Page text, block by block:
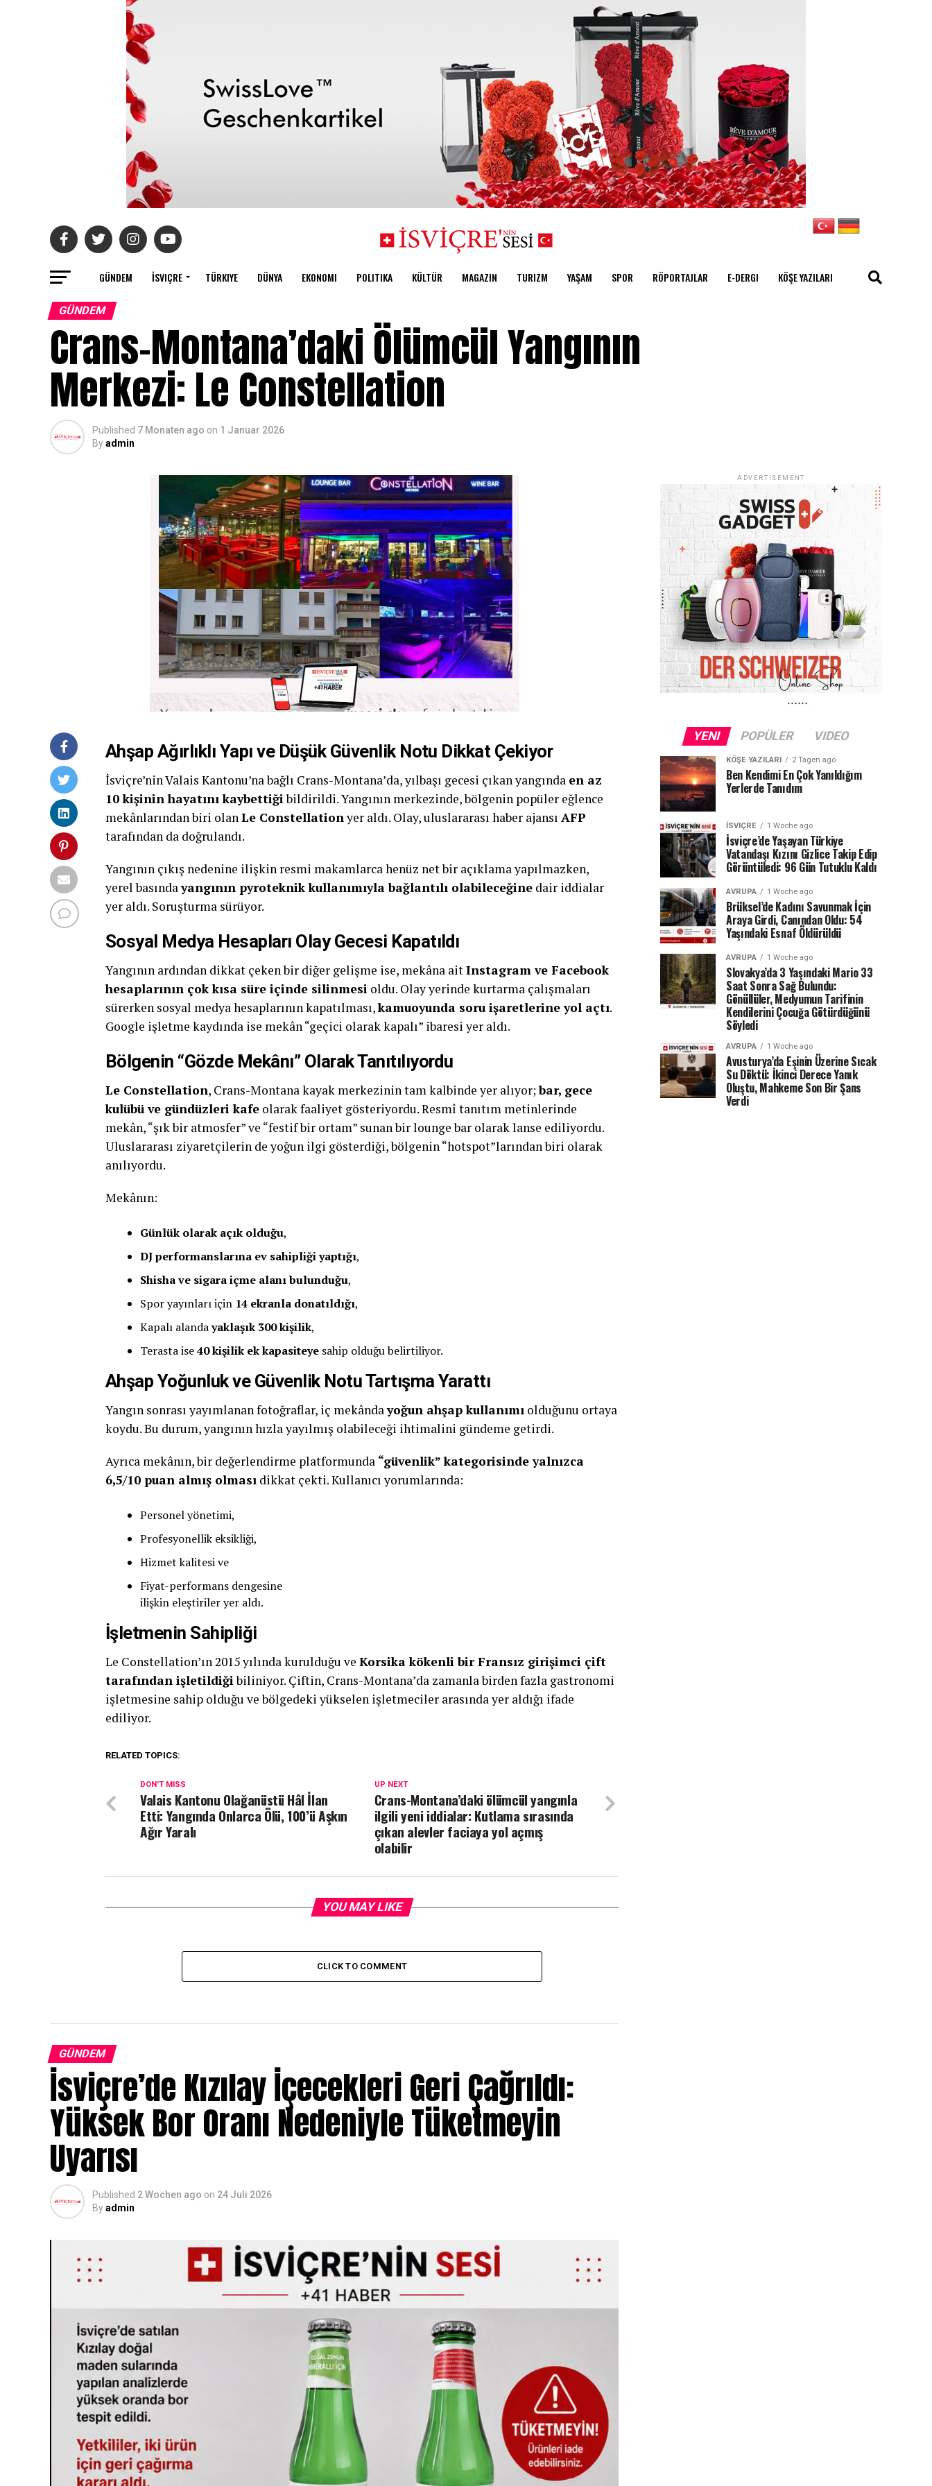
GÜNDEM İSVIÇRE TÜRKIYE DÜNYA EKONOMI POLITIKA KÜLTÜR MAGAZIN TURIZM YAŞAM SPOR RÖPORTAJLAR E-DERGI KÖŞE YAZILARI
GÜNDEM
Crans-Montana’daki Ölümcül Yangının
Merkezi: Le Constellation
Published 7 Monaten ago on 1 Januar 2026
Byadmin
Ahşap Ağırlıklı Yapı ve Düşük Güvenlik Notu Dikkat Çekiyor
İsviçre’nin Valais Kantonu’na bağlı Crans-Montana’da, yılbaşı gecesi çıkan yangında en az
10 kişinin hayatını kaybettiğibildirildi. Yangının merkezinde, bölgenin popüler eğlence
mekânlarından biri olanLe Constellationyer aldı. Olay, uluslararası haber ajansı AFP
tarafından da doğrulandı.
Yangının çıkış nedenine ilişkin resmi makamlarca henüz net bir açıklama yapılmazken,
yerel basındayangının pyroteknik kullanımıyla bağlantılı olabileceğine dair iddialar
yer aldı. Soruşturma sürüyor.
Sosyal Medya Hesapları Olay Gecesi Kapatıldı
Yangının ardından dikkat çeken bir diğer gelişme ise, mekâna aitInstagram ve Facebook
hesaplarının çok kısa süre içinde silinmesi oldu. Olay yerinde kurtarma çalışmaları
sürerken sosyal medya hesaplarının kapatılması,kamuoyunda soru işaretlerine yol açtı.
Google işletme kaydında ise mekân “geçici olarak kapalı” ibaresi yer aldı.
Bölgenin “Gözde Mekânı” Olarak Tanıtılıyordu
Le Constellation, Crans-Montana kayak merkezinin tam kalbinde yer alıyor;bar, gece
kulübü ve gündüzleri kafe olarak faaliyet gösteriyordu. Resmî tanıtım metinlerinde
mekân, “şık bir atmosfer” ve “festif bir ortam” sunan bir lounge bar olarak lanse ediliyordu.
Uluslararası ziyaretçilerin de yoğun ilgi gösterdiği, bölgenin “hotspot”larından biri olarak
anılıyordu.
Mekânın:
Günlük olarak açık olduğu,
DJ performanslarına ev sahipliği yaptığı,
Shisha ve sigara içme alanı bulunduğu,
Spor yayınları için 14 ekranla donatıldığı,
Kapalı alandayaklaşık 300 kişilik,
Terasta ise40 kişilik ek kapasiteye sahip olduğu belirtiliyor.
Ahşap Yoğunluk ve Güvenlik Notu Tartışma Yarattı
Yangın sonrası yayımlanan fotoğraflar, iç mekândayoğun ahşap kullanımı olduğunu ortaya
koydu. Bu durum, yangının hızla yayılmış olabileceği ihtimalini gündeme getirdi.
Ayrıca mekânın, bir değerlendirme platformunda “güvenlik” kategorisinde yalnızca
6,5/10 puan almış olması dikkat çekti. Kullanıcı yorumlarında:
Personel yönetimi,
Profesyonellik eksikliği,
Hizmet kalitesi ve
Fiyat-performans dengesine
ilişkin eleştiriler yer aldı.
İşletmenin Sahipliği
Le Constellation’ın 2015 yılında kurulduğu ve Korsika kökenli bir Fransız girişimci çift
tarafından işletildiğibiliniyor. Çiftin, Crans-Montana’da zamanla birden fazla gastronomi
işletmesine sahip olduğu ve bölgedeki yükselen işletmeciler arasında yer aldığı ifade
ediliyor.
RELATED TOPICS:
UP NEXT
Crans-Montana’daki ölümcül yangınla
ilgili yeni iddialar: Kutlama sırasında
çıkan alevler faciaya yol açmış
olabilir
DON'T MISS
Valais Kantonu Olağanüstü Hâl İlan
Etti: Yangında Onlarca Ölü, 100’ü Aşkın
Ağır Yaralı
YOU MAY LIKE
CLICK TO COMMENT
GÜNDEM
İsviçre’de Kızılay İçecekleri Geri Çağrıldı:
Yüksek Bor Oranı Nedeniyle Tüketmeyin
Uyarısı
Published 2 Wochen ago on 24 Juli 2026
Byadmin
ADVERTISEMENT
YENI POPÜLER VIDEO
KÖŞE YAZILARI 2 Tagen ago
Ben Kendimi En Çok Yanıldığım
Yerlerde Tanıdım
İSVIÇRE 1 Woche ago
İsviçre’de Yaşayan Türkiye
Vatandaşı Kızını Gizlice Takip Edip
Görüntüledi: 96 Gün Tutuklu Kaldı
AVRUPA 1 Woche ago
Brüksel’de Kadını Savunmak İçin
Araya Girdi, Canından Oldu: 54
Yaşındaki Esnaf Öldürüldü
AVRUPA 1 Woche ago
Slovakya’da 3 Yaşındaki Mario 33
Saat Sonra Sağ Bulundu:
Gönüllüler, Medyumun Tarifinin
Kendilerini Çocuğa Götürdüğünü
Söyledi
AVRUPA 1 Woche ago
Avusturya’da Eşinin Üzerine Sıcak
Su Döktü: İkinci Derece Yanık
Oluştu, Mahkeme Son Bir Şans
Verdi